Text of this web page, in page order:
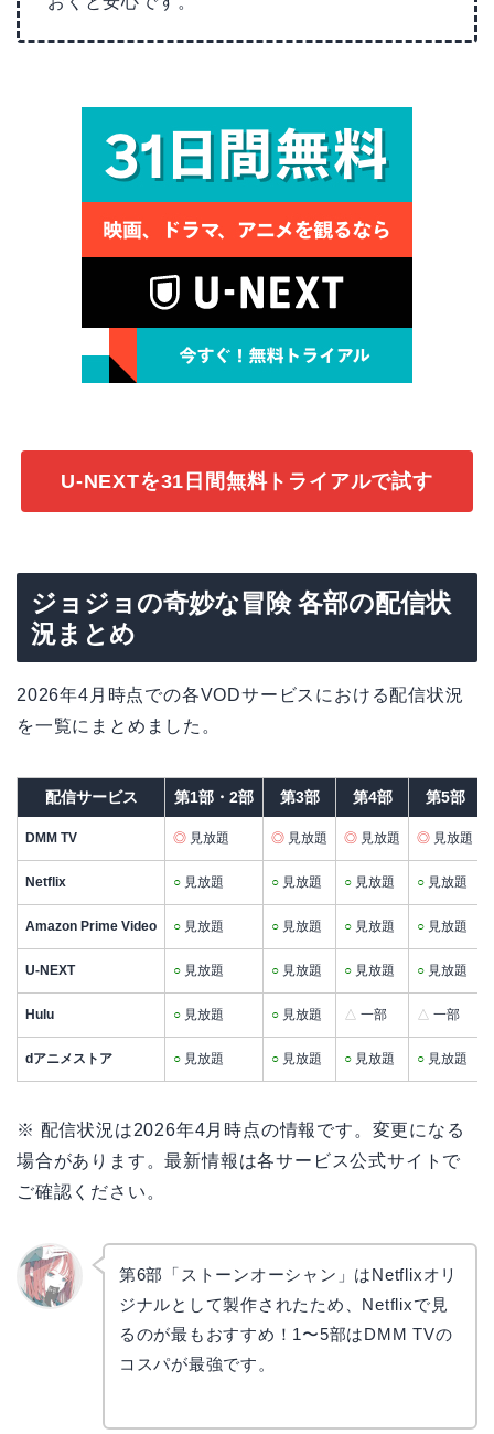
U-NEXTを31日間無料トライアルで試す
ジョジョの奇妙な冒険 各部の配信状
況まとめ
2026年4月時点での各VODサービスにおける配信状況
を一覧にまとめました。
配信サービス 第1部・2部 第3部 第4部 第5部
DMM TV ◎ 見放題 ◎ 見放題 ◎ 見放題 ◎ 見放題
Netflix ○ 見放題 ○ 見放題 ○ 見放題 ○ 見放題
Amazon Prime Video ○ 見放題 ○ 見放題 ○ 見放題 ○ 見放題
U-NEXT ○ 見放題 ○ 見放題 ○ 見放題 ○ 見放題
Hulu ○ 見放題 ○ 見放題 △ 一部 △ 一部
dアニメストア ○ 見放題 ○ 見放題 ○ 見放題 ○ 見放題
※ 配信状況は2026年4月時点の情報です。変更になる
場合があります。最新情報は各サービス公式サイトで
ご確認ください。
第6部「ストーンオーシャン」はNetflixオリ
ジナルとして製作されたため、Netflixで見
るのが最もおすすめ！1〜5部はDMM TVの
コスパが最強です。